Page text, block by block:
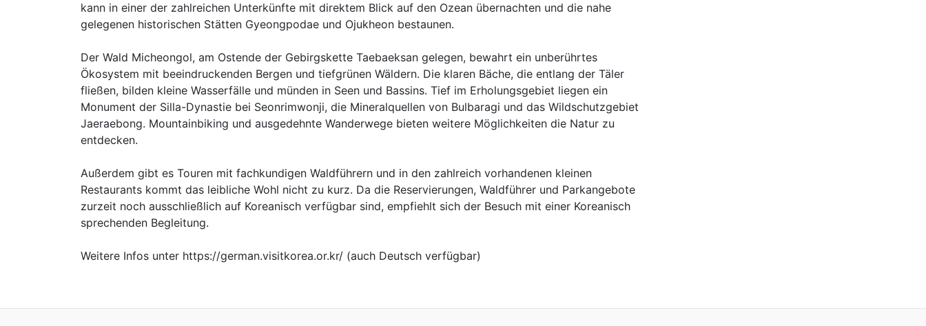
kann in einer der zahlreichen Unterkünfte mit direktem Blick auf den Ozean übernachten und die nahe
gelegenen historischen Stätten Gyeongpodae und Ojukheon bestaunen.
Der Wald Micheongol, am Ostende der Gebirgskette Taebaeksan gelegen, bewahrt ein unberührtes
Ökosystem mit beeindruckenden Bergen und tiefgrünen Wäldern. Die klaren Bäche, die entlang der Täler
fließen, bilden kleine Wasserfälle und münden in Seen und Bassins. Tief im Erholungsgebiet liegen ein
Monument der Silla-Dynastie bei Seonrimwonji, die Mineralquellen von Bulbaragi und das Wildschutzgebiet
Jaeraebong. Mountainbiking und ausgedehnte Wanderwege bieten weitere Möglichkeiten die Natur zu
entdecken.
Außerdem gibt es Touren mit fachkundigen Waldführern und in den zahlreich vorhandenen kleinen
Restaurants kommt das leibliche Wohl nicht zu kurz. Da die Reservierungen, Waldführer und Parkangebote
zurzeit noch ausschließlich auf Koreanisch verfügbar sind, empfiehlt sich der Besuch mit einer Koreanisch
sprechenden Begleitung.
Weitere Infos unter https://german.visitkorea.or.kr/ (auch Deutsch verfügbar)